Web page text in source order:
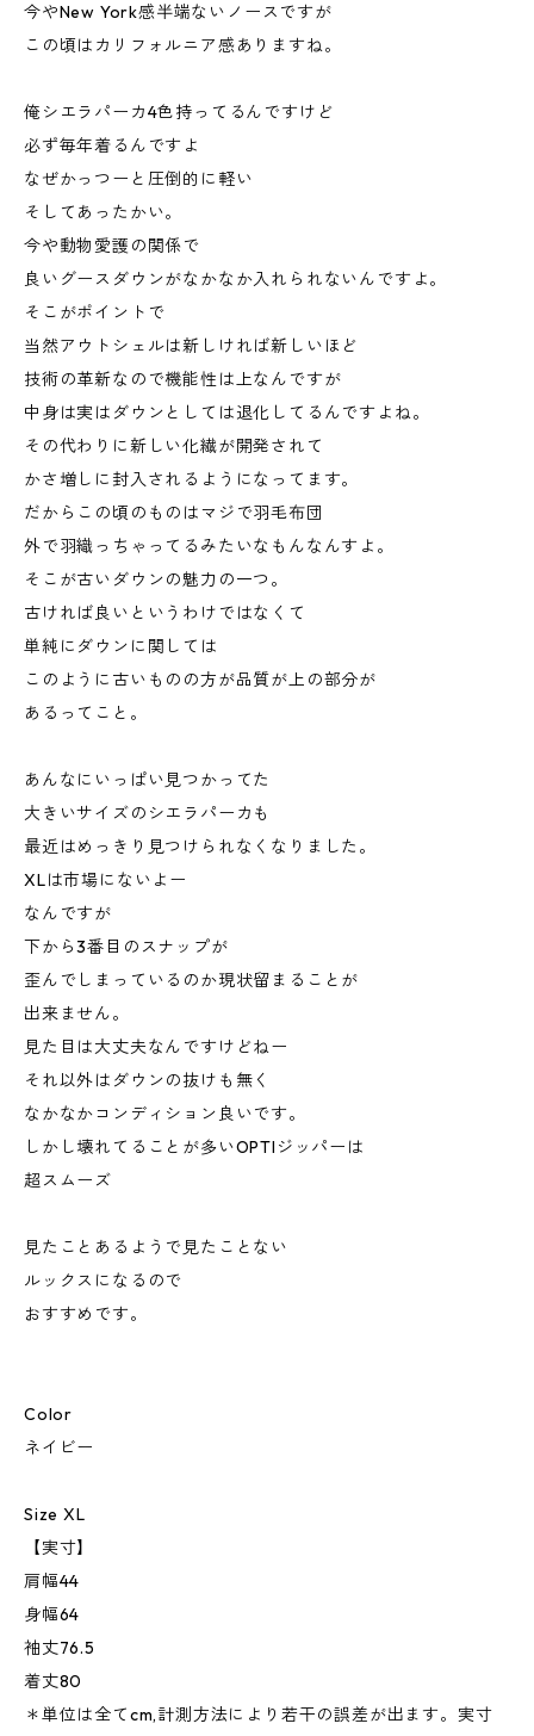
今やNew York感半端ないノースですが
この頃はカリフォルニア感ありますね。
俺シエラパーカ4色持ってるんですけど
必ず毎年着るんですよ
なぜかっつーと圧倒的に軽い
そしてあったかい。
今や動物愛護の関係で
良いグースダウンがなかなか入れられないんですよ。
そこがポイントで
当然アウトシェルは新しければ新しいほど
技術の革新なので機能性は上なんですが
中身は実はダウンとしては退化してるんですよね。
その代わりに新しい化繊が開発されて
かさ増しに封入されるようになってます。
だからこの頃のものはマジで羽毛布団
外で羽織っちゃってるみたいなもんなんすよ。
そこが古いダウンの魅力の一つ。
古ければ良いというわけではなくて
単純にダウンに関しては
このように古いものの方が品質が上の部分が
あるってこと。
あんなにいっぱい見つかってた
大きいサイズのシエラパーカも
最近はめっきり見つけられなくなりました。
XLは市場にないよー
なんですが
下から3番目のスナップが
歪んでしまっているのか現状留まることが
出来ません。
見た目は大丈夫なんですけどねー
それ以外はダウンの抜けも無く
なかなかコンディション良いです。
しかし壊れてることが多いOPTIジッパーは
超スムーズ
見たことあるようで見たことない
ルックスになるので
おすすめです。
Color
ネイビー
Size XL
【実寸】
肩幅44
身幅64
袖丈76.5
着丈80
＊単位は全てcm,計測方法により若干の誤差が出ます。実寸